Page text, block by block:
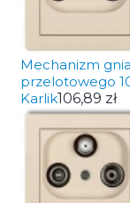
Mechanizm
przelotowego
Karlik106,89 zł